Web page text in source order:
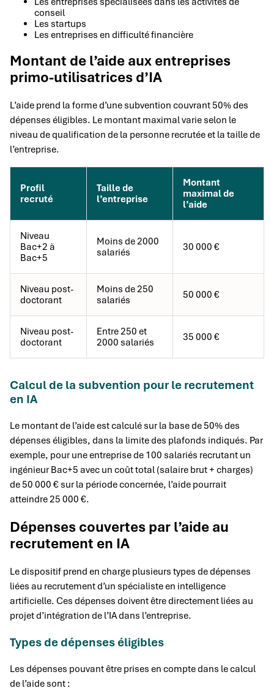
conseil
Les startups
Les entreprises en difficulté financière
Montant de l’aide aux entreprises
primo-utilisatrices d’IA
L’aide prend la forme d’une subvention couvrant 50% des
dépenses éligibles. Le montant maximal varie selon le
niveau de qualification de la personne recrutée et la taille de
l’entreprise.
Profil
recruté
Taille de
l’entreprise
Montant
maximal de
l’aide
Niveau
Bac+2 à
Bac+5
Moins de 2000
salariés
30 000 €
Niveau post-
doctorant
Moins de 250
salariés
50 000 €
Niveau post-
doctorant
Entre 250 et
2000 salariés
35 000 €
Calcul de la subvention pour le recrutement
en IA
Le montant de l’aide est calculé sur la base de 50% des
dépenses éligibles, dans la limite des plafonds indiqués. Par
exemple, pour une entreprise de 100 salariés recrutant un
ingénieur Bac+5 avec un coût total (salaire brut + charges)
de 50 000 € sur la période concernée, l’aide pourrait
atteindre 25 000 €.
Dépenses couvertes par l’aide au
recrutement en IA
Le dispositif prend en charge plusieurs types de dépenses
liées au recrutement d’un spécialiste en intelligence
artificielle. Ces dépenses doivent être directement liées au
projet d’intégration de l’IA dans l’entreprise.
Types de dépenses éligibles
Les dépenses pouvant être prises en compte dans le calcul
de l’aide sont :